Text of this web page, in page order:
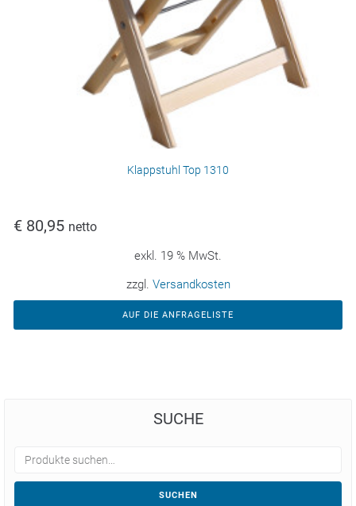
Klappstuhl Top 1310
€ 80,95 netto
exkl. 19 % MwSt.
zzgl. Versandkosten
AUF DIE ANFRAGELISTE
SUCHE
SUCHEN